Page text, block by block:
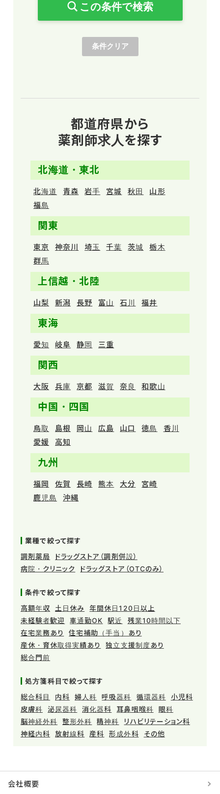
この条件で検索
条件クリア
都道府県から
薬剤師求人を探す
北海道・東北
北海道 青森 岩手 宮城 秋田
山形
福島
関東
東京 神奈川 埼玉 千葉 茨城
栃木
群馬
上信越・北陸
山梨 新潟 長野 富山 石川 福井
東海
愛知 岐阜 静岡 三重
関西
大阪 兵庫 京都 滋賀 奈良 和歌山
中国・四国
鳥取 島根 岡山 広島 山口 徳島
香川
愛媛
高知
九州
福岡 佐賀 長崎 熊本 大分
宮崎
鹿児島
沖縄
業種で絞って探す
調剤薬局
ドラッグストア（調剤併設）
病院・クリニック
ドラッグストア（OTCのみ）
条件で絞って探す
高額年収
土日休み
年間休日120日以上
未経験者歓迎
車通勤OK 駅近
残業10時間以下
在宅業務あり
住宅補助（手当）あり
産休・育休取得実績あり
独立支援制度あり
総合門前
処方箋科目で絞って探す
総合科目
内科 婦人科 呼吸器科 循環器科
小児科
皮膚科
泌尿器科 消化器科 耳鼻咽喉科
眼科
脳神経外科
整形外科 精神科
リハビリテーション科
神経内科
放射線科 産科 形成外科 その他
会社概要